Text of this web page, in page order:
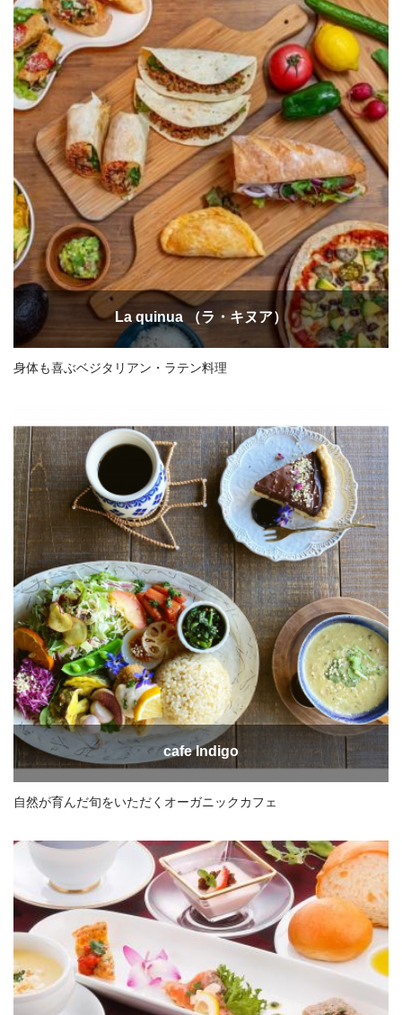
La quinua （ラ・キヌア）
身体も喜ぶベジタリアン・ラテン料理
cafe Indigo
自然が育んだ旬をいただくオーガニックカフェ